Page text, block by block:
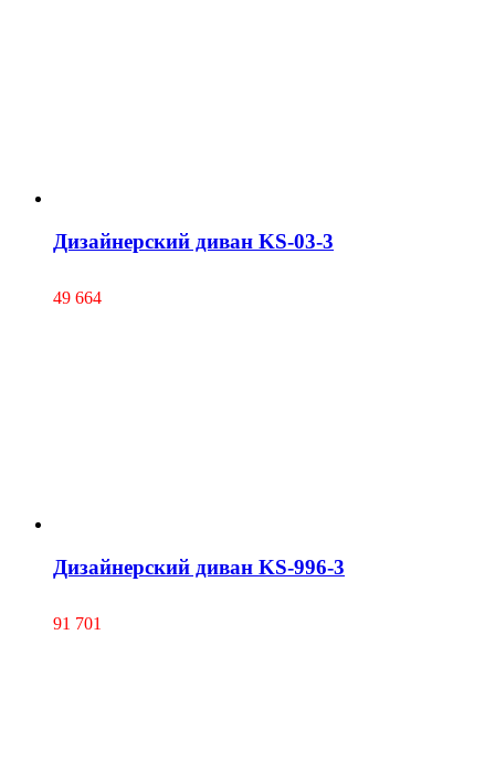
Дизайнерский диван KS-03-3
49 664
Дизайнерский диван KS-996-3
91 701